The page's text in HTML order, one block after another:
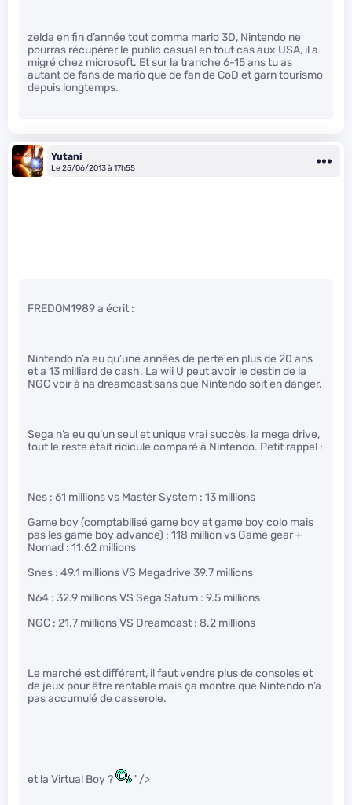
zelda en fin d’année tout comma mario 3D, Nintendo ne
pourras récupérer le public casual en tout cas aux USA, il a
migré chez microsoft. Et sur la tranche 6-15 ans tu as
autant de fans de mario que de fan de CoD et garn tourismo
depuis longtemps.
Yutani
Le 25/06/2013 à 17h55
FREDOM1989 a écrit :
Nintendo n’a eu qu’une années de perte en plus de 20 ans
et a 13 milliard de cash. La wii U peut avoir le destin de la
NGC voir à na dreamcast sans que Nintendo soit en danger.
Sega n’a eu qu’un seul et unique vrai succès, la mega drive,
tout le reste était ridicule comparé à Nintendo. Petit rappel :
Nes : 61 millions vs Master System : 13 millions
Game boy (comptabilisé game boy et game boy colo mais
pas les game boy advance) : 118 million vs Game gear +
Nomad : 11.62 millions
Snes : 49.1 millions VS Megadrive 39.7 millions
N64 : 32.9 millions VS Sega Saturn : 9.5 millions
NGC : 21.7 millions VS Dreamcast : 8.2 millions
Le marché est différent, il faut vendre plus de consoles et
de jeux pour être rentable mais ça montre que Nintendo n’a
pas accumulé de casserole.
et la Virtual Boy ? " />